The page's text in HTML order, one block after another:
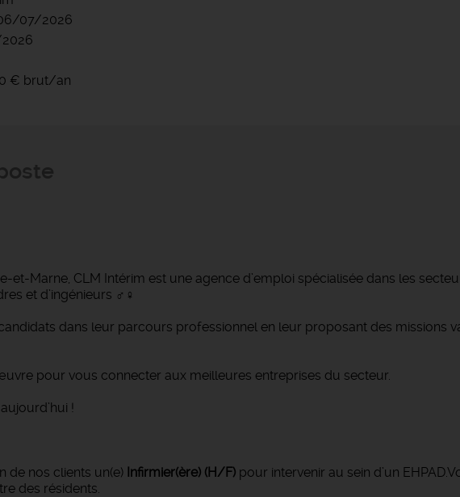
07/2026
€ brut/an
et-Marne, CLM Intérim est une agence d’emploi spécialisée dans les
et d’ingénieurs ‍♂️‍♀️
dans leur parcours professionnel en leur proposant des missions
pour vous connecter aux meilleures entreprises du secteur.
!
de nos clients un(e) Infirmier(ère) (H/F) pour intervenir au sein d’un
des résidents.